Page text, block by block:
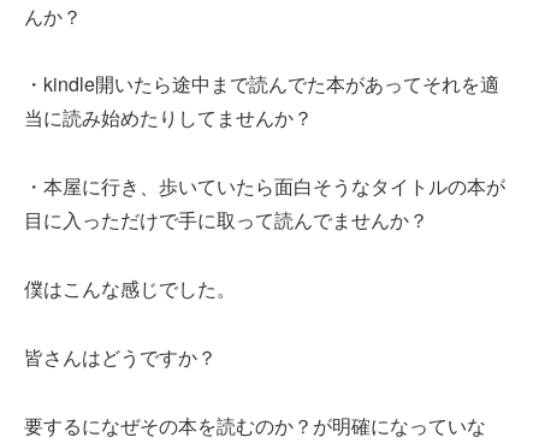
んか？
・kindle開いたら途中まで読んでた本があってそれを適
当に読み始めたりしてませんか？
・本屋に行き、歩いていたら面白そうなタイトルの本が
目に入っただけで手に取って読んでませんか？
僕はこんな感じでした。
皆さんはどうですか？
要するになぜその本を読むのか？が明確になっていな